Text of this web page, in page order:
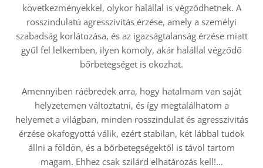
következményekkel, olykor halállal is végződhetnek. A
rosszindulatú agresszivitás érzése, amely a személyi
szabadság korlátozása, és az igazságtalanság érzése miatt
gyűl fel lelkemben, ilyen komoly, akár halállal végződő
bőrbetegséget is okozhat.
Amennyiben ráébredek arra, hogy hatalmam van saját
helyzetemen változtatni, és így megtalálhatom a
helyemet a világban, minden rosszindulat és agresszivitás
érzése okafogyottá válik, ezért stabilan, két lábbal tudok
állni a földön, és a bőrbetegségektől is távol tartom
magam. Ehhez csak szilárd elhatározás kell!…